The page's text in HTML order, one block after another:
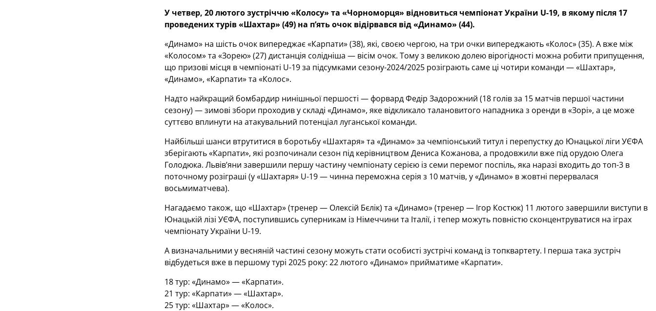
У четвер, 20 лютого зустріччю «Колосу» та «Чорноморця» відновиться чемпіонат України U-19, в якому після 17
проведених турів «Шахтар» (49) на п’ять очок відірвався від «Динамо» (44).
«Динамо» на шість очок випереджає «Карпати» (38), які, своєю чергою, на три очки випереджають «Колос» (35). А вже між
«Колосом» та «Зорею» (27) дистанція солідніша — вісім очок. Тому з великою долею вірогідності можна робити припущення,
що призові місця в чемпіонаті U-19 за підсумками сезону-2024/2025 розіграють саме ці чотири команди — «Шахтар»,
«Динамо», «Карпати» та «Колос».
Надто найкращий бомбардир нинішньої першості — форвард Федір Задорожний (18 голів за 15 матчів першої частини
сезону) — зимові збори проходив у складі «Динамо», яке відкликало талановитого нападника з оренди в «Зорі», а це може
суттєво вплинути на атакувальний потенціал луганської команди.
Найбільші шанси втрутитися в боротьбу «Шахтаря» та «Динамо» за чемпіонський титул і перепустку до Юнацької ліги УЄФА
зберігають «Карпати», які розпочинали сезон під керівництвом Дениса Кожанова, а продовжили вже під орудою Олега
Голодюка. Львів’яни завершили першу частину чемпіонату серією із семи перемог поспіль, яка наразі входить до топ-3 в
поточному розіграші (у «Шахтаря» U-19 — чинна переможна серія з 10 матчів, у «Динамо» в жовтні перервалася
восьмиматчева).
Нагадаємо також, що «Шахтар» (тренер — Олексій Бєлік) та «Динамо» (тренер — Ігор Костюк) 11 лютого завершили виступи в
Юнацькій лізі УЄФА, поступившись суперникам із Німеччини та Італії, і тепер можуть повністю сконцентруватися на іграх
чемпіонату України U-19.
А визначальними у весняній частині сезону можуть стати особисті зустрічі команд із топквартету. І перша така зустріч
відбудеться вже в першому турі 2025 року: 22 лютого «Динамо» прийматиме «Карпати».
18 тур: «Динамо» — «Карпати».
21 тур: «Карпати» — «Шахтар».
25 тур: «Шахтар» — «Колос».